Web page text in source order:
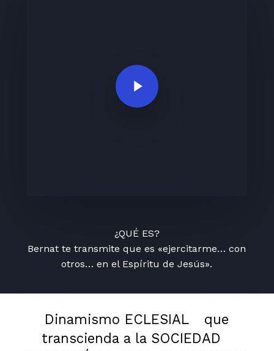
Play Video
¿QUÉ ES?
Bernat te transmite que es «ejercitarme… con
otros… en el Espíritu de Jesús».
Dinamismo ECLESIAL
que
transcienda a la SOCIEDAD